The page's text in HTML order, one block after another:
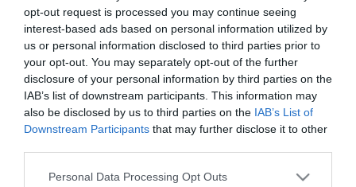
opt-out request is processed you may continue seeing
interest-based ads based on personal information utilized by
us or personal information disclosed to third parties prior to
your opt-out. You may separately opt-out of the further
disclosure of your personal information by third parties on the
IAB’s list of downstream participants. This information may
also be disclosed by us to third parties on the IAB’s List of
Downstream Participants that may further disclose it to other
Please note that this website/app uses one or more Google
Personal Data Processing Opt Outs